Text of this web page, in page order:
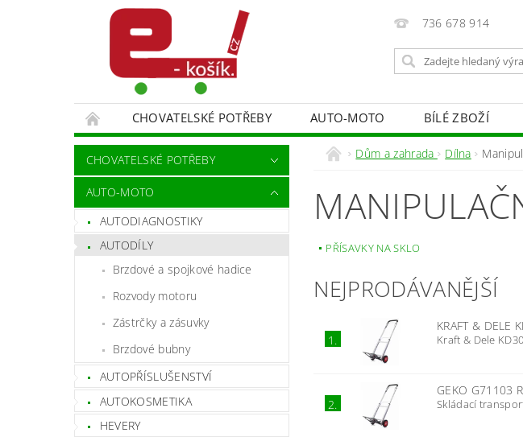
736 678 914
CHOVATELSKÉ POTŘEBY AUTO-MOTO BÍLÉ ZBOŽÍ
MALÍŘSKÉ NÁŘADÍ DOPLŇKY
MONITOROVACÍ TECHNIKA A ALARMY
SPORT A TURISTIKA
DĚTSKÉ ZBOŽÍ
CHOVATELSKÉ POTŘEBY
AUTO-MOTO
AUTODIAGNOSTIKY
AUTODÍLY
Brzdové a spojkové hadice
Rozvody motoru
Zástrčky a zásuvky
Brzdové bubny
AUTOPŘÍSLUŠENSTVÍ
AUTOKOSMETIKA
HEVERY
Dům a zahrada Dílna
PŘÍSAVKY NA SKLO
NEJPRODÁVANĚJŠÍ
1.
KRAFT & DELE
Kraft & Dele
2.
GEKO G71103
Skládací